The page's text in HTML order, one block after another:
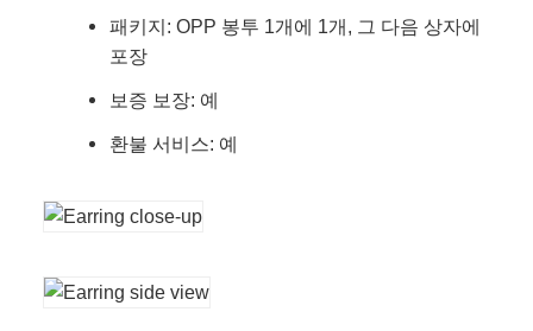
패키지: OPP 봉투 1개에 1개, 그 다음 상자에
포장
보증 보장: 예
환불 서비스: 예